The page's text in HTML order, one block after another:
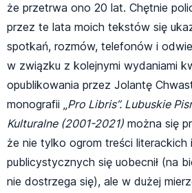
że przetrwa ono 20 lat. Chętnie
przez te lata moich tekstów się
spotkań, rozmów, telefonów i
w związku z kolejnymi wydaniami
opublikowania przez Jolantę
monografii „Pro Libris”. Lubuskie
Kulturalne (2001-2021) można się
że nie tylko ogrom treści literackich
publicystycznych się uobecnił (na
nie dostrzega się), ale w dużej